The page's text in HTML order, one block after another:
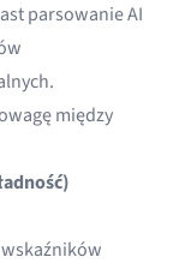
parsowanie AI
między